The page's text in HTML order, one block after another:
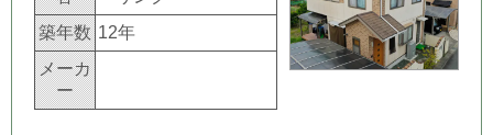
築年数 12年
メーカ
ー